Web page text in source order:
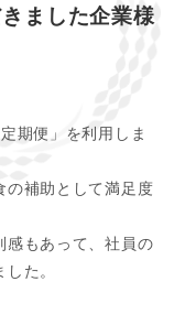
ました企業様
期便」を利用しま
の補助として満足度
感もあって、社員の
た。